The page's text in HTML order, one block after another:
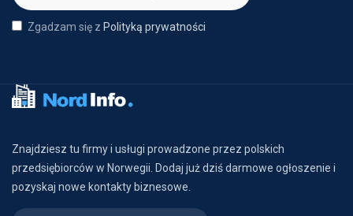
Zgadzam się z Polityką prywatności
Znajdziesz tu firmy i usługi prowadzone przez polskich
przedsiębiorców w Norwegii. Dodaj już dziś darmowe ogłoszenie i
pozyskaj nowe kontakty biznesowe.